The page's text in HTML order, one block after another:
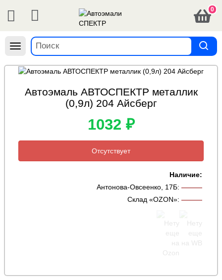
0
Навигация
Автоэмаль АВТОСПЕКТР металлик
(0,9л) 204 Айсберг
1032 ₽
Отсутствует
Наличие:
Антонова-Овсеенко, 17Б: ———
Склад «OZON»: ———